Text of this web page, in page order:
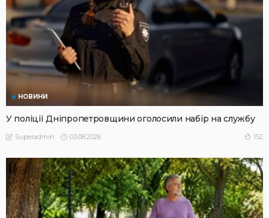
НОВИНИ
У поліції Дніпропетровщини оголосили набір на службу
Superadmin 03.08.2026 152